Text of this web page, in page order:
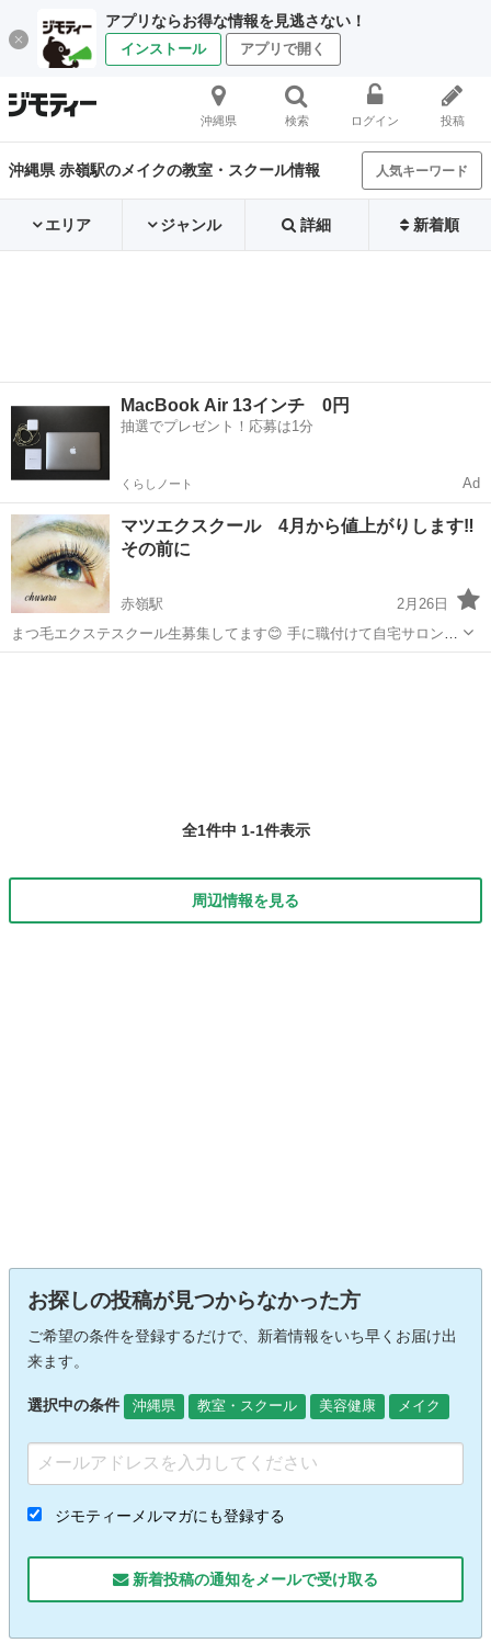
アプリならお得な情報を見逃さない！
インストール アプリで開く
沖縄県 検索 ログイン 投稿
沖縄県 赤嶺駅のメイクの教室・スクール情報 人気キーワード
エリア ジャンル 詳細 新着順
MacBook Air 13インチ 0円
抽選でプレゼント！応募は1分
くらしノート Ad
マツエクスクール 4月から値上がりします‼︎
その前に
赤嶺駅
2月26日
まつ毛エクステスクール生募集してます😊 手に職付けて自宅サロン開
業しませんか？ スピードアップのコツや、つまずくポイントを見分
全1件中 1-1件表示
周辺情報を見る
お探しの投稿が見つからなかった方
ご希望の条件を登録するだけで、新着情報をいち早くお届け出
来ます。
選択中の条件 沖縄県 教室・スクール 美容健康 メイク
ジモティーメルマガにも登録する
新着投稿の通知をメールで受け取る